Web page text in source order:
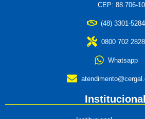
CEP: 88.706-
(48) 3301-5284
0800 702 2828
Whatsapp
Institucional